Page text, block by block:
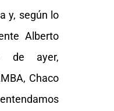
y, según lo
Alberto
de ayer,
Chaco